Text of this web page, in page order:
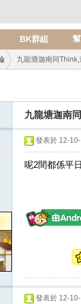
BK群組
九龍塘迦南同
九龍塘迦南
發表於 12-
呢2間都係平
發表於 12-